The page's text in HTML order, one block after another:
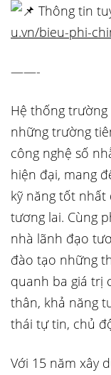
Thông tin
u.vn/bieu-phi-
——-
Hệ thống
những trường
công nghệ số
hiện đại, mang
kỹ năng tốt
tương lai. Cùng
nhà lãnh đạo
đào tạo những
quanh ba giá trị
thân, khả năng
thái tự tin, chủ
Với 15 năm xây